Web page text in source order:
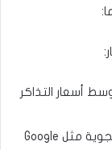
أسعار التذاكر
استعن بمحركات البحث الخاصة بالرحلات الجوية مثل Google